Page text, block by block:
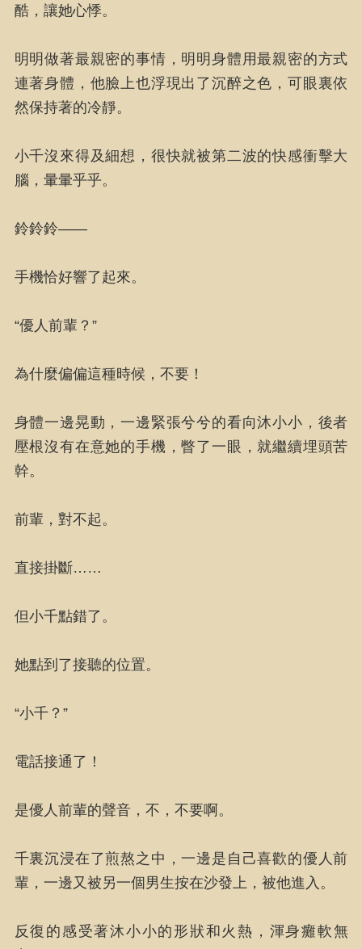
酷，讓她心悸。
明明做著最親密的事情，明明身體用最親密的方式
連著身體，他臉上也浮現出了沉醉之色，可眼裏依
然保持著的冷靜。
小千沒來得及細想，很快就被第二波的快感衝擊大
腦，暈暈乎乎。
鈴鈴鈴——
手機恰好響了起來。
“優人前輩？”
為什麼偏偏這種時候，不要！
身體一邊晃動，一邊緊張兮兮的看向沐小小，後者
壓根沒有在意她的手機，瞥了一眼，就繼續埋頭苦
幹。
前輩，對不起。
直接掛斷……
但小千點錯了。
她點到了接聽的位置。
“小千？”
電話接通了！
是優人前輩的聲音，不，不要啊。
千裏沉浸在了煎熬之中，一邊是自己喜歡的優人前
輩，一邊又被另一個男生按在沙發上，被他進入。
反復的感受著沐小小的形狀和火熱，渾身癱軟無